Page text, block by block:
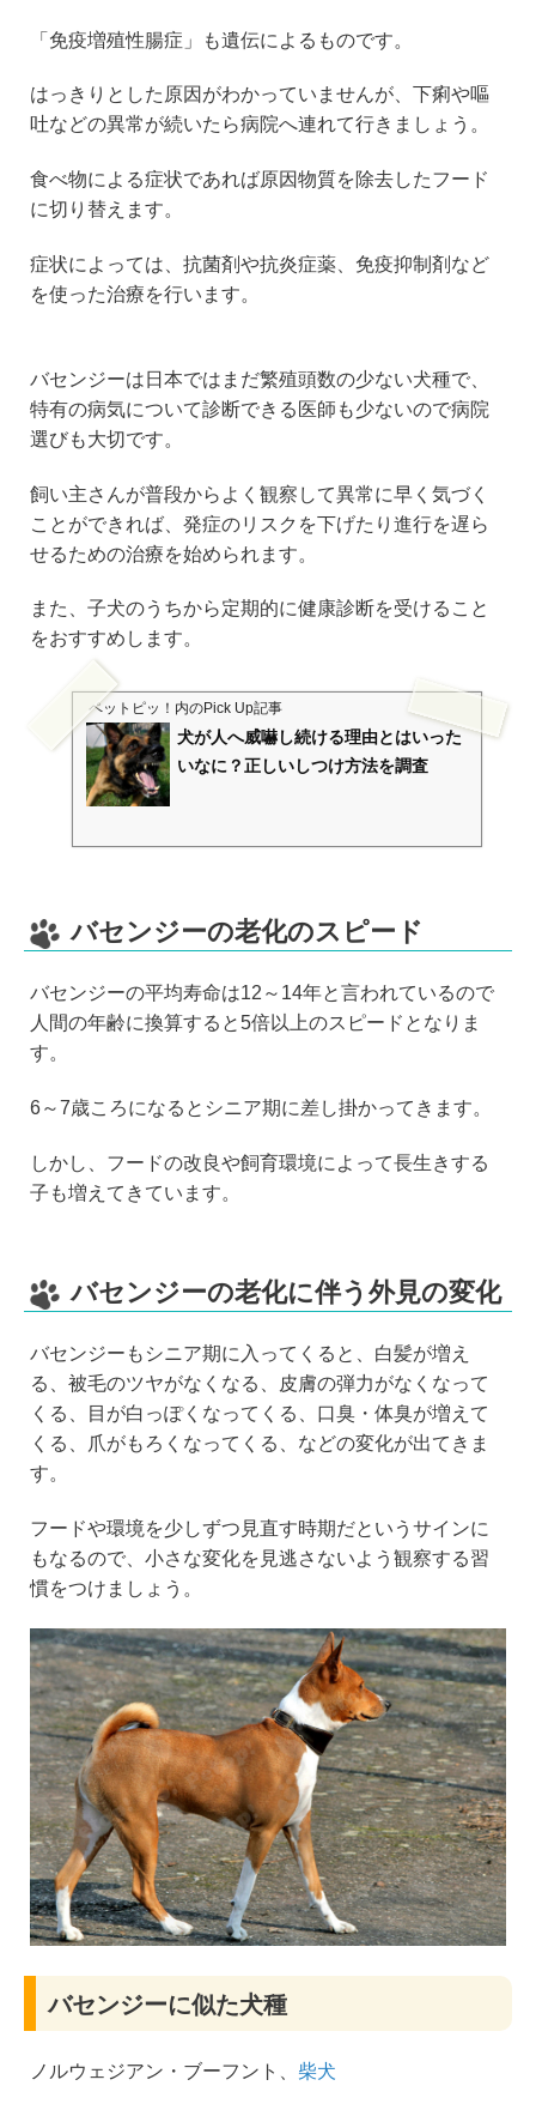
「免疫増殖性腸症」も遺伝によるものです。
はっきりとした原因がわかっていませんが、下痢や嘔
吐などの異常が続いたら病院へ連れて行きましょう。
食べ物による症状であれば原因物質を除去したフード
に切り替えます。
症状によっては、抗菌剤や抗炎症薬、免疫抑制剤など
を使った治療を行います。
バセンジーは日本ではまだ繁殖頭数の少ない犬種で、
特有の病気について診断できる医師も少ないので病院
選びも大切です。
飼い主さんが普段からよく観察して異常に早く気づく
ことができれば、発症のリスクを下げたり進行を遅ら
せるための治療を始められます。
また、子犬のうちから定期的に健康診断を受けること
をおすすめします。
ペットピッ！ 内のPick Up記事
犬が人へ威嚇し続ける理由とはいった
いなに？正しいしつけ方法を調査
バセンジーの老化のスピード
バセンジーの平均寿命は12～14年と言われているので
人間の年齢に換算すると5倍以上のスピードとなりま
す。
6～7歳ころになるとシニア期に差し掛かってきます。
しかし、フードの改良や飼育環境によって長生きする
子も増えてきています。
バセンジーの老化に伴う外見の変化
バセンジーもシニア期に入ってくると、白髪が増え
る、被毛のツヤがなくなる、皮膚の弾力がなくなって
くる、目が白っぽくなってくる、口臭・体臭が増えて
くる、爪がもろくなってくる、などの変化が出てきま
す。
フードや環境を少しずつ見直す時期だというサインに
もなるので、小さな変化を見逃さないよう観察する習
慣をつけましょう。
バセンジーに似た犬種
ノルウェジアン・ブーフント、 柴犬